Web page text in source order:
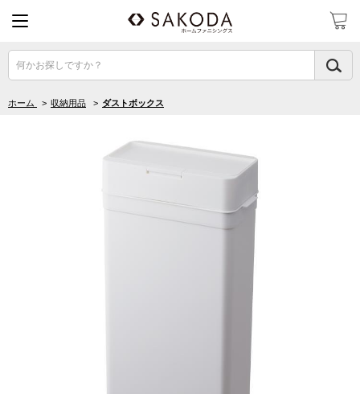
何かお探しですか？
ホーム > 収納用品 > ダストボックス